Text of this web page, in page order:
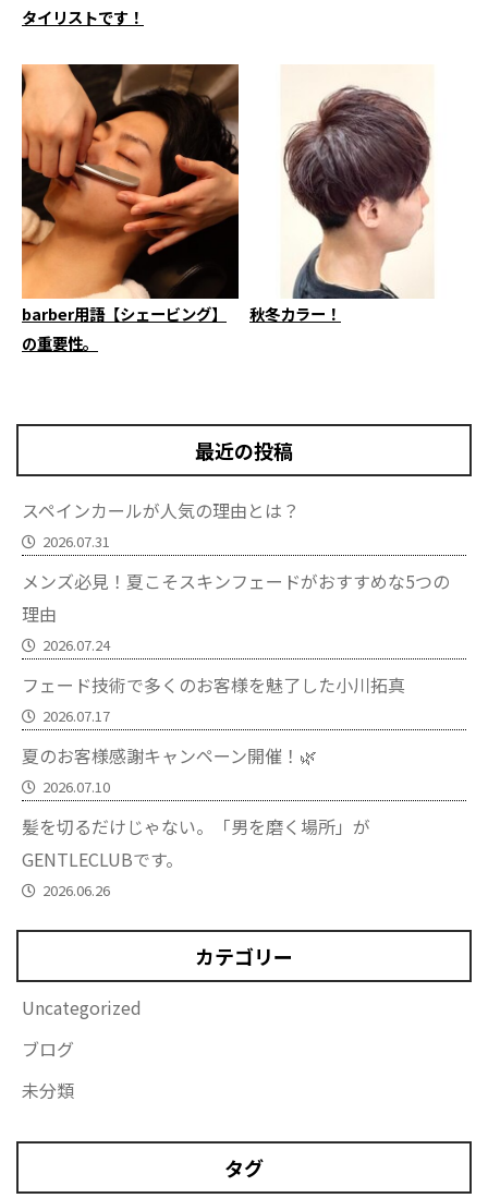
タイリストです！
barber用語【シェービング】
の重要性。
秋冬カラー！
最近の投稿
スペインカールが人気の理由とは？
2026.07.31
メンズ必見！夏こそスキンフェードがおすすめな5つの
理由
2026.07.24
フェード技術で多くのお客様を魅了した小川拓真
2026.07.17
夏のお客様感謝キャンペーン開催！🌿
2026.07.10
髪を切るだけじゃない。「男を磨く場所」が
GENTLECLUBです。
2026.06.26
カテゴリー
Uncategorized
ブログ
未分類
タグ